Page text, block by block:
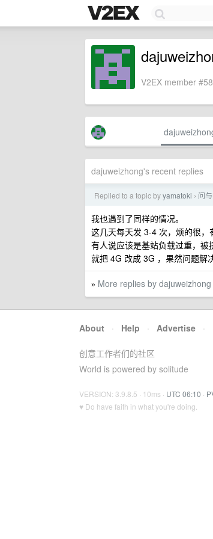
V2EX member
dajuweizhong's recent replies
Replied to a topic byyamatoki › 问
我也遇到了同样的情况。
这几天每天发 3-4 次，烦的很，
有人说应该是基站负载过重，被
就把 4G 改成 3G ，果然问题解
» More replies by dajuweizhong
About · Help · Advertise ·
创意工作者们的社区
World is powered by solitude
VERSION: 3.9.8.5 · 10ms · UTC 06:10 ·
♥ Do have faith in what you're doing.